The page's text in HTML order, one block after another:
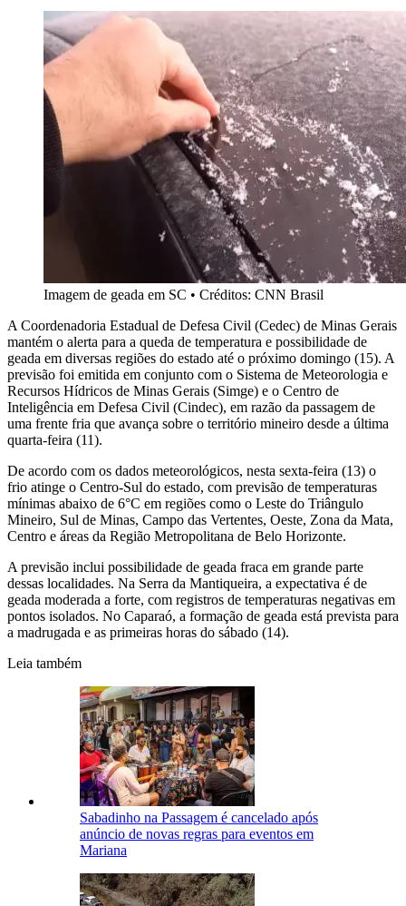
Imagem de geada em SC • Créditos: CNN Brasil
A Coordenadoria Estadual de Defesa Civil (Cedec) de Minas Gerais
mantém o alerta para a queda de temperatura e possibilidade de
geada em diversas regiões do estado até o próximo domingo (15). A
previsão foi emitida em conjunto com o Sistema de Meteorologia e
Recursos Hídricos de Minas Gerais (Simge) e o Centro de
Inteligência em Defesa Civil (Cindec), em razão da passagem de
uma frente fria que avança sobre o território mineiro desde a última
quarta-feira (11).
De acordo com os dados meteorológicos, nesta sexta-feira (13) o
frio atinge o Centro-Sul do estado, com previsão de temperaturas
mínimas abaixo de 6°C em regiões como o Leste do Triângulo
Mineiro, Sul de Minas, Campo das Vertentes, Oeste, Zona da Mata,
Centro e áreas da Região Metropolitana de Belo Horizonte.
A previsão inclui possibilidade de geada fraca em grande parte
dessas localidades. Na Serra da Mantiqueira, a expectativa é de
geada moderada a forte, com registros de temperaturas negativas em
pontos isolados. No Caparaó, a formação de geada está prevista para
a madrugada e as primeiras horas do sábado (14).
Leia também
Sabadinho na Passagem é cancelado após
anúncio de novas regras para eventos em
Mariana